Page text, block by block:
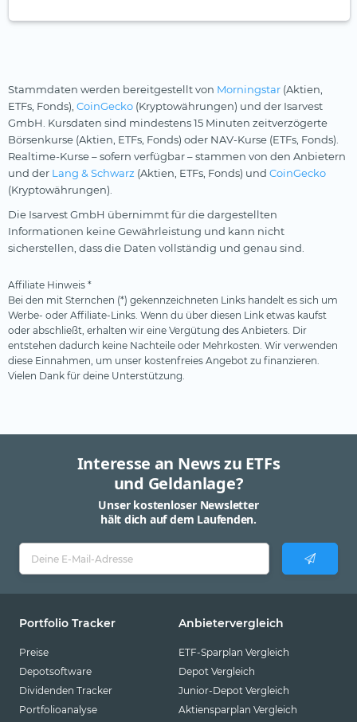
Stammdaten werden bereitgestellt von Morningstar (Aktien,
ETFs, Fonds), CoinGecko (Kryptowährungen) und der Isarvest
GmbH. Kursdaten sind mindestens 15 Minuten zeitverzögerte
Börsenkurse (Aktien, ETFs, Fonds) oder NAV-Kurse (ETFs, Fonds).
Realtime-Kurse – sofern verfügbar – stammen von den Anbietern
und der Lang & Schwarz (Aktien, ETFs, Fonds) und CoinGecko
(Kryptowährungen).
Die Isarvest GmbH übernimmt für die dargestellten
Informationen keine Gewährleistung und kann nicht
sicherstellen, dass die Daten vollständig und genau sind.
Affiliate Hinweis *
Bei den mit Sternchen (*) gekennzeichneten Links handelt es sich um
Werbe- oder Affiliate-Links. Wenn du über diesen Link etwas kaufst
oder abschließt, erhalten wir eine Vergütung des Anbieters. Dir
entstehen dadurch keine Nachteile oder Mehrkosten. Wir verwenden
diese Einnahmen, um unser kostenfreies Angebot zu finanzieren.
Vielen Dank für deine Unterstützung.
Interesse an News zu ETFs
und Geldanlage?
Unser kostenloser Newsletter
hält dich auf dem Laufenden.
Portfolio Tracker
Preise
Depotsoftware
Dividenden Tracker
Portfolioanalyse
Anbietervergleich
ETF-Sparplan Vergleich
Depot Vergleich
Junior-Depot Vergleich
Aktiensparplan Vergleich